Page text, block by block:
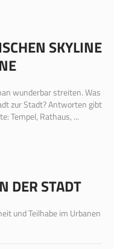
SKYLINE
wunderbar streiten. Was
zur Stadt? Antworten gibt
Tempel, Rathaus, ...
DER STADT
und Teilhabe im Urbanen